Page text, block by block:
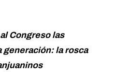
Congreso las
generación: la rosca